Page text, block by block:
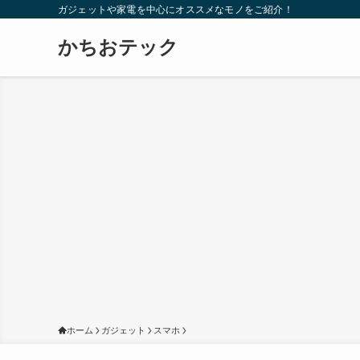
ガジェットや家電を中心にオススメなモノをご紹介！
かちおテック
ホーム ガジェット スマホ